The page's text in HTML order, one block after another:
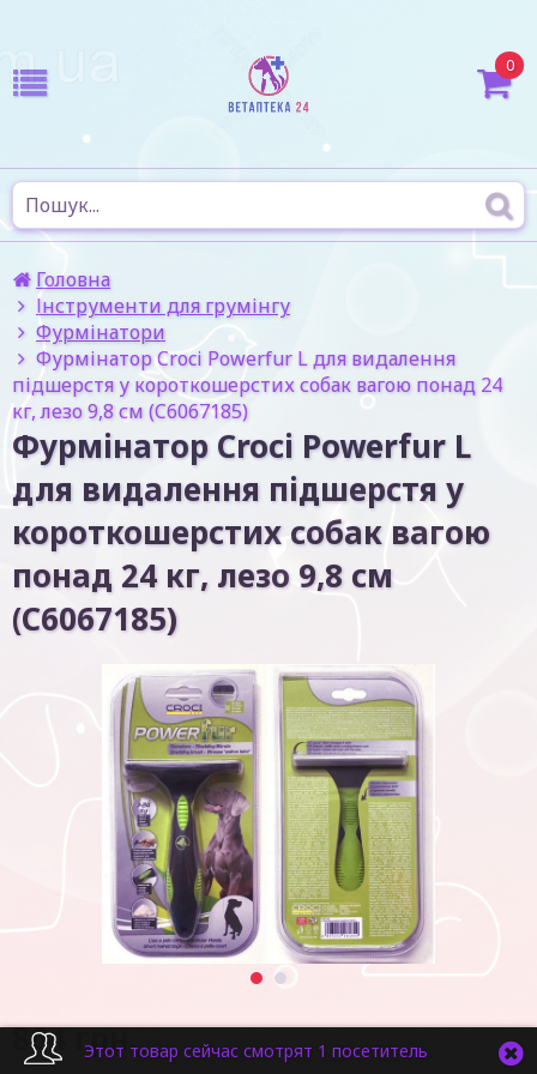
0
Головна
Інструменти для грумінгу
Фурмінатори
Фурмінатор Croci Powerfur L для видалення
підшерстя у короткошерстих собак вагою понад 24
кг, лезо 9,8 см (C6067185)
Фурмінатор Croci Powerfur L
для видалення підшерстя у
короткошерстих собак вагою
понад 24 кг, лезо 9,8 см
(C6067185)
1 2
864грн.
Этот товар сейчас смотрят 1 посетитель